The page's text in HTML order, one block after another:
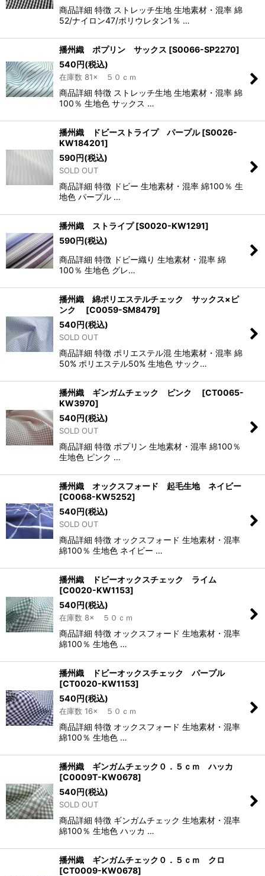
商品詳細 特徴 ストレッチ生地 生地素材・混率 綿
52/ナイロン47/ポリウレタン1％ …
播州織 ポプリン サックス [S0066-SP2270]
540円(税込)
在庫数 81× ５０ｃｍ
商品詳細 特徴 ストレッチ生地 生地素材・混率 綿
100％ 生地色 サックス …
播州織 ドビーストライプ パープル [S0026-
KW184201]
590円(税込)
SOLD OUT
商品詳細 特徴 ドビー 生地素材・混率 綿100％ 生
地色 パープル …
播州織 ストライプ [S0020-KW1291]
590円(税込)
商品詳細 特徴 ドビー織り 生地素材・混率 綿
100％ 生地色 グレ…
播州織 綿ポリエステルチェック サックス×ピ
ンク
[C0059-SM8479]
540円(税込)
SOLD OUT
商品詳細 特徴 ポリエステル混 生地素材・混率 綿
50% ポリエステル50% 生地色 サック…
播州織 ギンガムチェック ピンク [CT0065-
KW3970]
540円(税込)
SOLD OUT
商品詳細 特徴 ポプリン 生地素材・混率 綿100％
生地色 ピンク …
播州織 オックスフォード 起毛生地 ネイビー
[C0068-KW5252]
540円(税込)
SOLD OUT
商品詳細 特徴 オックスフォード 生地素材・混率
綿100％ 生地色 ネイビー …
播州織 ドビーオックスチェック ライム
[C0020-KW1153]
540円(税込)
在庫数 8× ５０ｃｍ
商品詳細 特徴 オックスフォード 生地素材・混率
綿100％ 生地色 …
播州織 ドビーオックスチェック パープル
[CT0020-KW1153]
540円(税込)
在庫数 16× ５０ｃｍ
商品詳細 特徴 オックスフォード 生地素材・混率
綿100％ 生地色 …
播州織 ギンガムチェック０．５ｃｍ ハッカ
[C0009T-KW0678]
540円(税込)
SOLD OUT
商品詳細 特徴 ギンガムチェック 生地素材・混率
綿100％ 生地色 ハッカ …
播州織 ギンガムチェック０．５ｃｍ クロ
[CT0009-KW0678]